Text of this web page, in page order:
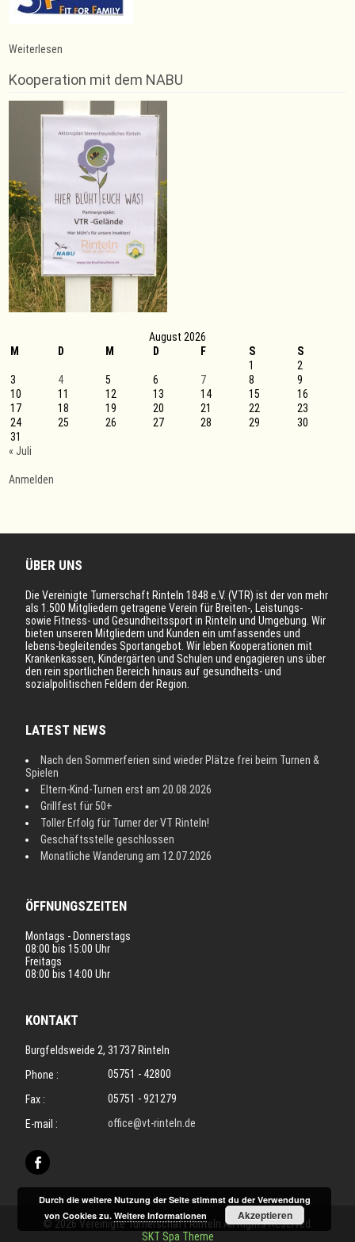
Weiterlesen
für
Übungsleiter/innen
Kooperation mit dem NABU
August 2026
M
D M D F S
S
1
2
3
4 5 6 7 8
9
10
11 12 13 14 15
16
17
18 19 20 21 22
23
24
25 26 27 28 29
30
31
« Juli
Anmelden
ÜBER UNS
Die Vereinigte Turnerschaft Rinteln 1848 e.V. (VTR) ist der von mehr
als 1.500 Mitgliedern getragene Verein für Breiten-, Leistungs-
sowie Fitness- und Gesundheitssport in Rinteln und Umgebung. Wir
bieten unseren Mitgliedern und Kunden ein umfassendes und
lebens-begleitendes Sportangebot. Wir leben Kooperationen mit
Krankenkassen, Kindergärten und Schulen und engagieren uns über
den rein sportlichen Bereich hinaus auf gesundheits- und
sozialpolitischen Feldern der Region.
LATEST NEWS
Nach den Sommerferien sind wieder Plätze frei beim Turnen &
Spielen
Eltern-Kind-Turnen erst am 20.08.2026
Grillfest für 50+
Toller Erfolg für Turner der VT Rinteln!
Geschäftsstelle geschlossen
Monatliche Wanderung am 12.07.2026
ÖFFNUNGSZEITEN
Montags - Donnerstags
08:00 bis 15:00 Uhr
Freitags
08:00 bis 14:00 Uhr
KONTAKT
Burgfeldsweide 2, 31737 Rinteln
Phone :
05751 - 42800
Fax :
05751 - 921279
E-mail :
office@vt-rinteln.de
© 2026 Vereinigte Turnerschaft Rinteln All Rights Reserved.
SKT Spa Theme
Durch die weitere Nutzung der Seite stimmst du der Verwendung
von Cookies zu.Weitere Informationen Akzeptieren